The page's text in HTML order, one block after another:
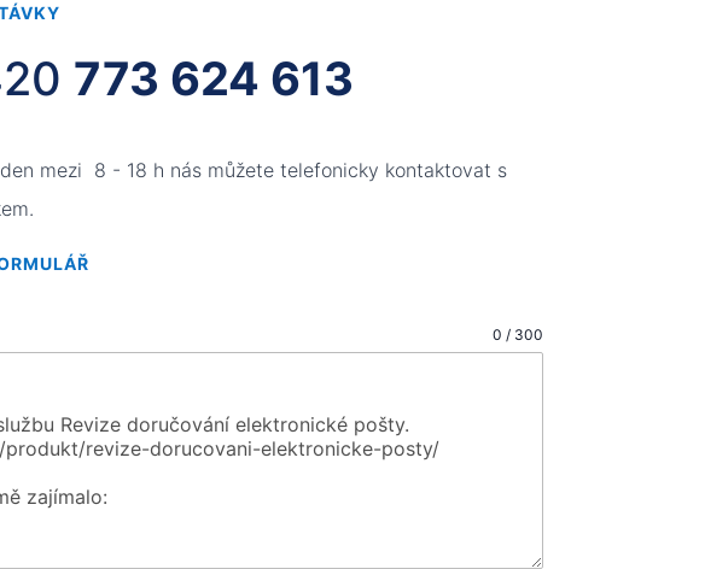
773 624 613
mezi 8 - 18 h nás můžete telefonicky kontaktovat s
0 / 300